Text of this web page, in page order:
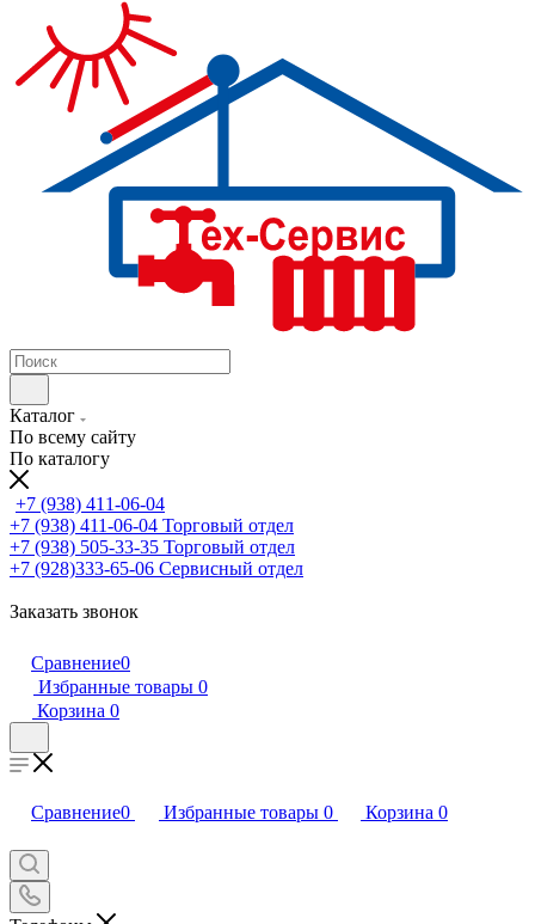
Каталог
По всему сайту
По каталогу
+7 (938) 411-06-04
+7 (938) 411-06-04 Торговый отдел
+7 (938) 505-33-35 Торговый отдел
+7 (928)333-65-06 Сервисный отдел
Заказать звонок
Сравнение0
Избранные товары 0
Корзина 0
Сравнение0 Избранные товары 0 Корзина 0